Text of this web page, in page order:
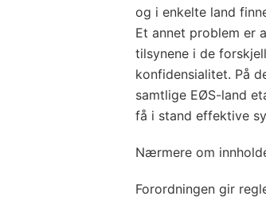
og i enkelte land
Et annet problem er
tilsynene i de
konfidensialitet. På
samtlige EØS-land
få i stand effektive
Nærmere om
Forordningen gir